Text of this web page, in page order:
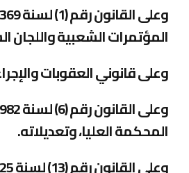
المؤتمرات الشعبية واللجان
وعلى قانوني العقوبات
المحكمة العليا، وتعديلاته.